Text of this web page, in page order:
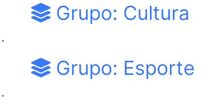
Grupo: Cultura
Grupo: Esporte